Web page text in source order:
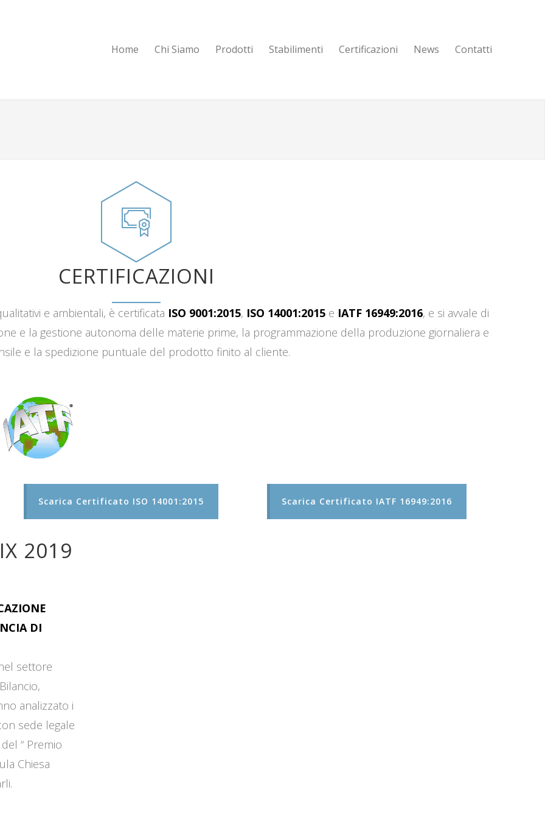
Home Chi Siamo Prodotti Stabilimenti Certificazioni News Contatti
CERTIFICAZIONI
e ambientali, è certificata ISO 9001:2015, ISO 14001:2015 e IATF 16949:2016, e si avvale di
e la gestione autonoma delle materie prime, la programmazione della produzione giornaliera e
e la spedizione puntuale del prodotto finito al cliente.
Scarica Certificato ISO 14001:2015 Scarica Certificato IATF 16949:2016
2019
DI
settore
analizzato i
sede legale
“ Premio
Chiesa